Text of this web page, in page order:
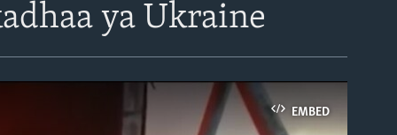
ya Ukraine
EMBED